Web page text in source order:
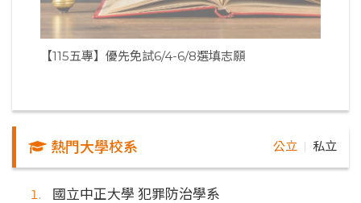
【115五專】優先免試6/4-6/8選填志願
熱門大學校系 公立 私立
國立中正大學 犯罪防治學系